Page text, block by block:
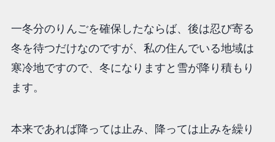
一冬分のりんごを確保したならば、後は忍び寄る
冬を待つだけなのですが、私の住んでいる地域は
寒冷地ですので、冬になりますと雪が降り積もり
ます。
本来であれば降っては止み、降っては止みを繰り